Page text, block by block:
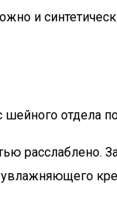
и
отдела
расслаблено.